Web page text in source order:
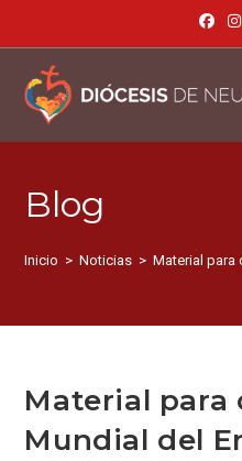
Blog
Inicio > Noticias > Material para
Material para
Mundial del